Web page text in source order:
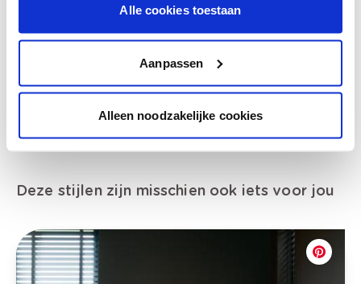
Alle cookies toestaan
Aanpassen
Alleen noodzakelijke cookies
kleurenselectie.
Bekijk er de bijhorende tinten om je kleur
Krijg persoonlijk advies om kleuren te
combineren.
Deze stijlen zijn misschien ook iets voor jou